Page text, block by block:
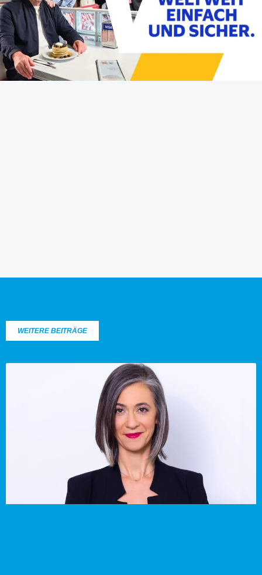
WEITERE BEITRÄGE